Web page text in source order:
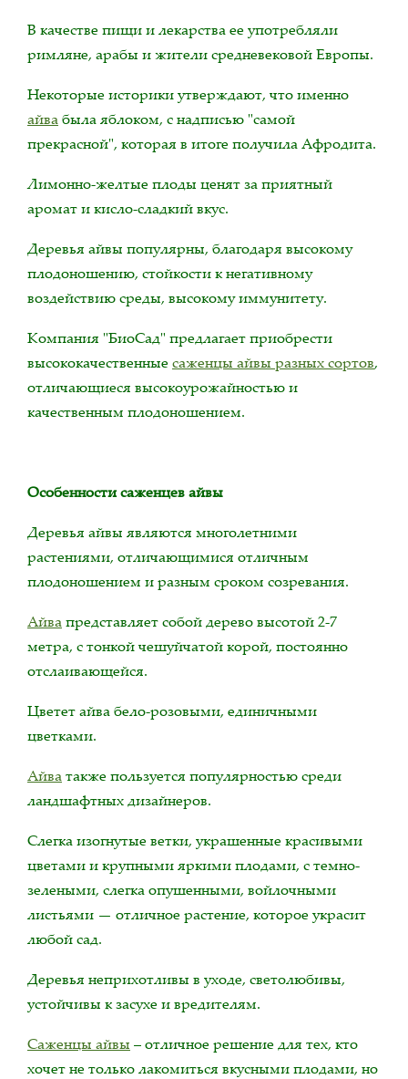
В качестве пищи и лекарства ее употребляли
римляне, арабы и жители средневековой Европы.
Некоторые историки утверждают, что именно
айвабыла яблоком, с надписью "самой
прекрасной", которая в итоге получила Афродита.
Лимонно-желтые плоды ценят за приятный
аромат и кисло-сладкий вкус.
Деревья айвы популярны, благодаря высокому
плодоношению, стойкости к негативному
воздействию среды, высокому иммунитету.
Компания "БиоСад" предлагает приобрести
высококачественные саженцы айвы разных сортов,
отличающиеся высокоурожайностью и
качественным плодоношением.
Особенности саженцев айвы
Деревья айвы являются многолетними
растениями, отличающимися отличным
плодоношением и разным сроком созревания.
Айвапредставляет собой дерево высотой 2-7
метра, с тонкой чешуйчатой ​​корой, постоянно
отслаивающейся.
Цветет айва бело-розовыми, единичными
цветками.
Айватакже пользуется популярностью среди
ландшафтных дизайнеров.
Слегка изогнутые ветки, украшенные красивыми
цветами и крупными яркими плодами, с темно-
зелеными, слегка опушенными, войлочными
листьями — отличное растение, которое украсит
любой сад.
Деревья неприхотливы в уходе, светолюбивы,
устойчивы к засухе и вредителям.
Саженцы айвы – отличное решение для тех, кто
хочет не только лакомиться вкусными плодами, но